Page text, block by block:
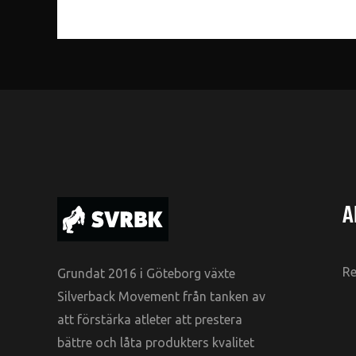
Grundat 2016 i Göteborg växte
Silverback Movement från tanken av
att förstärka atleter att prestera
bättre och låta produkters kvalitet